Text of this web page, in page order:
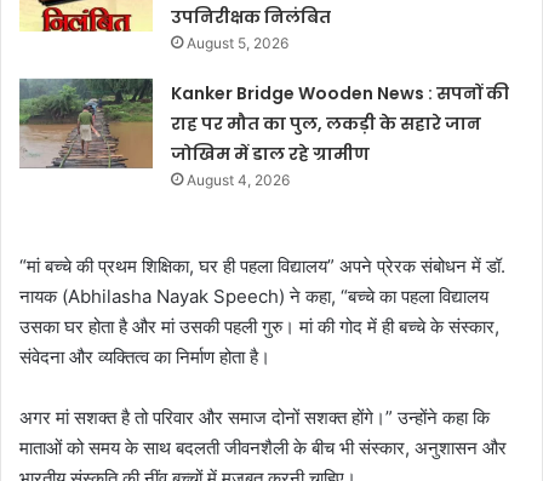
उपनिरीक्षक निलंबित
August 5, 2026
Kanker Bridge Wooden News : सपनों की
राह पर मौत का पुल, लकड़ी के सहारे जान
जोखिम में डाल रहे ग्रामीण
August 4, 2026
“मां बच्चे की प्रथम शिक्षिका, घर ही पहला विद्यालय” अपने प्रेरक संबोधन में डॉ.
नायक (Abhilasha Nayak Speech) ने कहा, “बच्चे का पहला विद्यालय
उसका घर होता है और मां उसकी पहली गुरु। मां की गोद में ही बच्चे के संस्कार,
संवेदना और व्यक्तित्व का निर्माण होता है।
अगर मां सशक्त है तो परिवार और समाज दोनों सशक्त होंगे।” उन्होंने कहा कि
माताओं को समय के साथ बदलती जीवनशैली के बीच भी संस्कार, अनुशासन और